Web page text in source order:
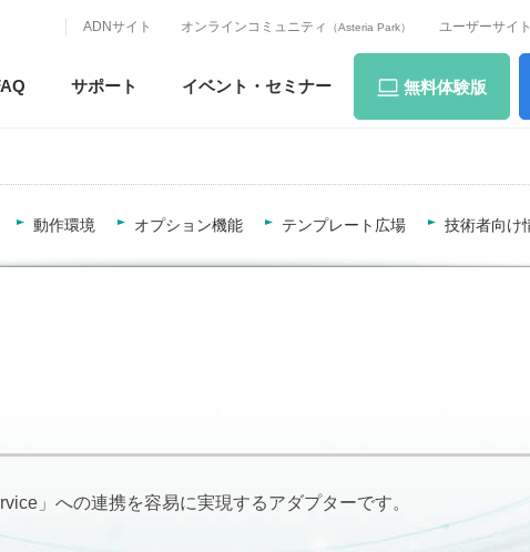
ADNサイト オンラインコミュニティ （Asteria Park） ユーザーサイト
サポート イベント・ セミナー 無料体験版
動作環境 オプション機能 テンプレート広場 技術者向け
」への連携を容易に実現するアダプターです。